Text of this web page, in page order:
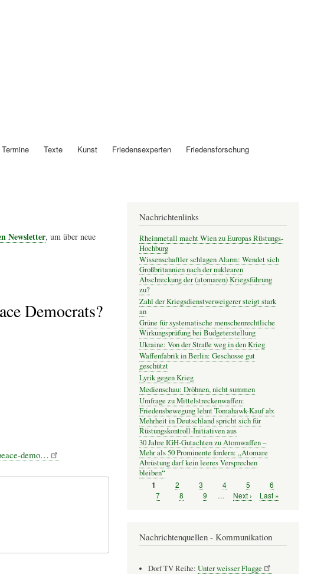
Termine Texte Kunst Friedensexperten Friedensforschung
Newsletter, um über neue
Democrats?
demo…
Nachrichtenlinks
Rheinmetall macht Wien zu Europas Rüstungs-
Hochburg
Wissenschaftler schlagen Alarm: Wendet sich
Großbritannien nach der nuklearen
Abschreckung der (atomaren) Kriegsführung
zu?
Zahl der Kriegsdienstverweigerer steigt stark
an
Grüne für systematische menschenrechtliche
Wirkungsprüfung bei Budgeterstellung
Ukraine: Von der Straße weg in den Krieg
Waffenfabrik in Berlin: Geschosse gut
geschützt
Lyrik gegen Krieg
Medienschau: Dröhnen, nicht summen
Umfrage zu Mittelstreckenwaffen:
Friedensbewegung lehnt Tomahawk-Kauf ab:
Mehrheit in Deutschland spricht sich für
Rüstungskontroll-Initiativen aus
30 Jahre IGH-Gutachten zu Atomwaffen –
Mehr als 50 Prominente fordern: „Atomare
Abrüstung darf kein leeres Versprechen
bleiben“
Seitennummerierung
Seite
1 Seite
2 Seite
3 Seite
4 Seite
5 Seite
6
Seite
7 Seite
8 Seite
9 …
Nächste
Next ›
Letzte
Last »
Nachrichtenquellen - Kommunikation
Dorf TV Reihe: Unter weisser Flagge